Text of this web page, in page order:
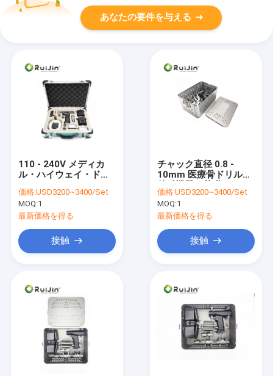
あなたの要件を与える
110 - 240V メディカ
ル・ハイウェイ・ドリ
価格:USD3200~3400/Set
MOQ:1
最新価格を得る
接触
チャック直径 0.8 -
10mm 医療骨ドリルと
価格:USD3200~3400/Set
MOQ:1
最新価格を得る
接触